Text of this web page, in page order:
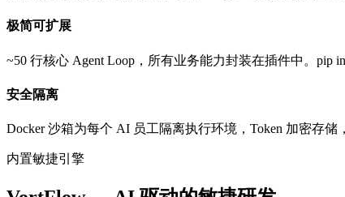
极简可扩展
~50 行核心 Agent Loop，所有业务能力封装在插件中。pip
安全隔离
Docker 沙箱为每个 AI 员工隔离执行环境，Token 加密存
内置敏捷引擎